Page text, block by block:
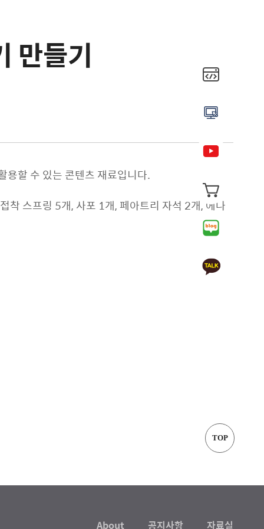
만들기
용할 수 있는 콘텐츠 재료입니다.
착 스프링 5개, 사포 1개, 페아트리 자석 2개, 에나
TOP
About 공지사항 자료실